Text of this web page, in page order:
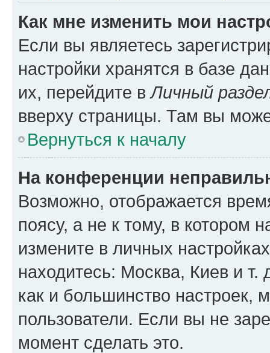
Как мне изменить мои
Если вы являетесь
настройки хранятся в базе
их, перейдите вЛичный
вверху страницы. Там вы
Вернуться к началу
На конференции
Возможно, отображается
поясу, а не к тому, в котором
измените в личных
находитесь: Москва, Киев и т.
как и большинство настроек,
пользователи. Если вы не
момент сделать это.